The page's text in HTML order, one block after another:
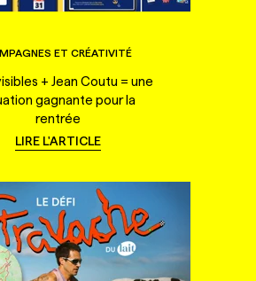
ET CRÉATIVITÉ
+ Jean Coutu = une
gagnante pour la
rentrée
LIRE L'ARTICLE